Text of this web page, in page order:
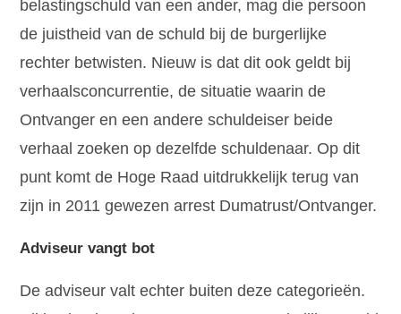
belastingschuld van een ander, mag die persoon
de juistheid van de schuld bij de burgerlijke
rechter betwisten. Nieuw is dat dit ook geldt bij
verhaalsconcurrentie, de situatie waarin de
Ontvanger en een andere schuldeiser beide
verhaal zoeken op dezelfde schuldenaar. Op dit
punt komt de Hoge Raad uitdrukkelijk terug van
zijn in 2011 gewezen arrest Dumatrust/Ontvanger.
Adviseur vangt bot
De adviseur valt echter buiten deze categorieën.